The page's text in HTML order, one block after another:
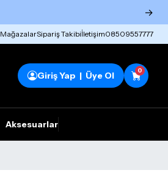
→
MağazalarSipariş Takibiİletişim08509557777
Giriş Yap | Üye Ol 0
Aksesuarlar